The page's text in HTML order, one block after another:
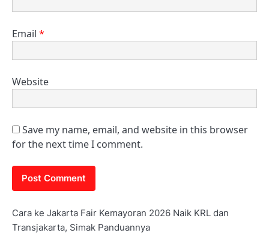
Email *
Website
Save my name, email, and website in this browser
for the next time I comment.
Cara ke Jakarta Fair Kemayoran 2026 Naik KRL dan
Transjakarta, Simak Panduannya